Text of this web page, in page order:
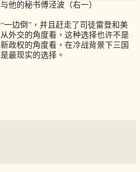
他的秘书傅泾波（右一）
边倒”，并且赶走了司徒雷登和美
外交的角度看，这种选择也许不是
政权的角度看，在冷战背景下三国
最现实的选择。